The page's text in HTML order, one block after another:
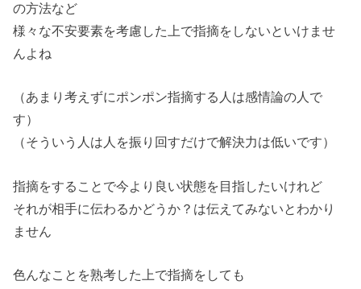
の方法など
様々な不安要素を考慮した上で指摘をしないといけませ
んよね
（あまり考えずにポンポン指摘する人は感情論の人で
す）
（そういう人は人を振り回すだけで解決力は低いです）
指摘をすることで今より良い状態を目指したいけれど
それが相手に伝わるかどうか？は伝えてみないとわかり
ません
色んなことを熟考した上で指摘をしても